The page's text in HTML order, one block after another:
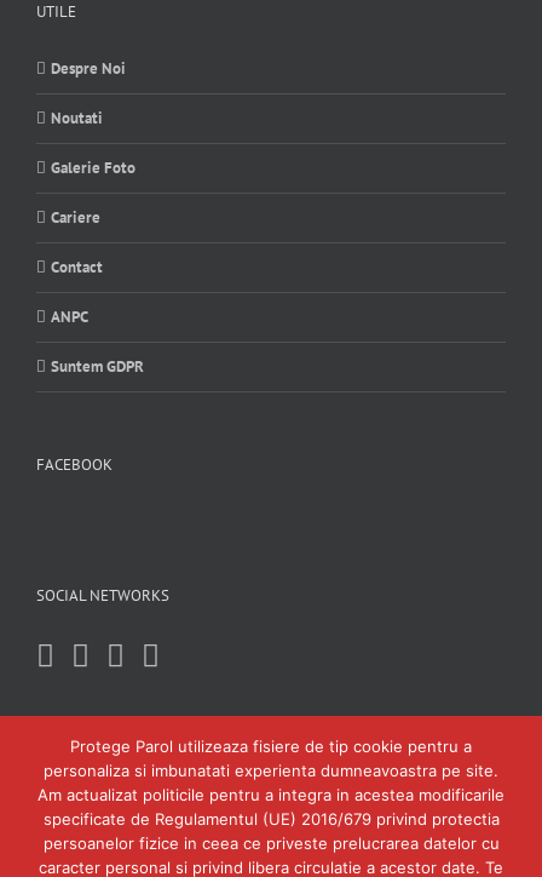
UTILE
Despre Noi
Noutati
Galerie Foto
Cariere
Contact
ANPC
Suntem GDPR
FACEBOOK
SOCIAL NETWORKS
Protege Parol utilizeaza fisiere de tip cookie pentru a
personaliza si imbunatati experienta dumneavoastra pe site.
Am actualizat politicile pentru a integra in acestea modificarile
specificate de Regulamentul (UE) 2016/679 privind protectia
persoanelor fizice in ceea ce priveste prelucrarea datelor cu
caracter personal si privind libera circulatie a acestor date. Te